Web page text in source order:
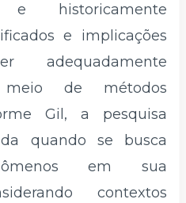
e historicamente
e implicações
de métodos
Gil, a pesquisa
quando se busca
em sua
contextos